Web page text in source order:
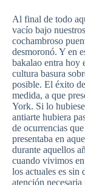
Al final de todo
vacío bajo
cochambroso
desmoronó. Y en
bakalao entra hoy
cultura basura
posible. El éxito
medida, a que
York. Si lo
antiarte hubiera
de ocurrencias
presentaba en
durante aquellos
cuando vivimos
los actuales es
atención